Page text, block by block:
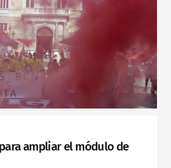
ampliar el módulo de